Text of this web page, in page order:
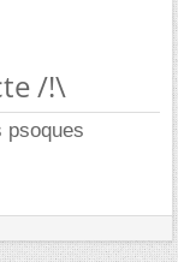
/!\
psoques